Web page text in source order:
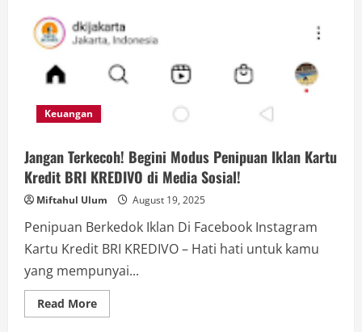
Keuangan
Jangan Terkecoh! Begini Modus Penipuan Iklan Kartu
Kredit BRI KREDIVO di Media Sosial!
Miftahul Ulum August 19, 2025
Penipuan Berkedok Iklan Di Facebook Instagram
Kartu Kredit BRI KREDIVO – Hati hati untuk kamu
yang mempunyai...
Read MoreRead
more